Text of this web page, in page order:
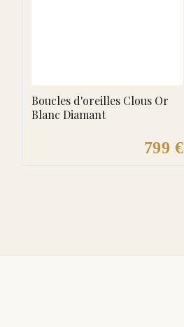
Boucles d'oreilles Clous Or
Blanc Diamant
799 €